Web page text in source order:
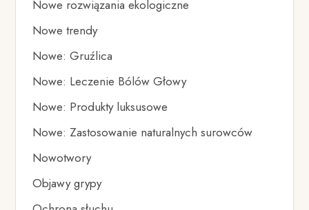
Nowe rozwiązania ekologiczne
Nowe trendy
Nowe: Gruźlica
Nowe: Leczenie Bólów Głowy
Nowe: Produkty luksusowe
Nowe: Zastosowanie naturalnych surowców
Nowotwory
Objawy grypy